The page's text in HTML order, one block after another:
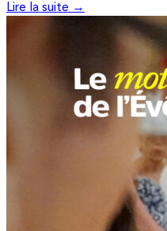
Lire la suite →